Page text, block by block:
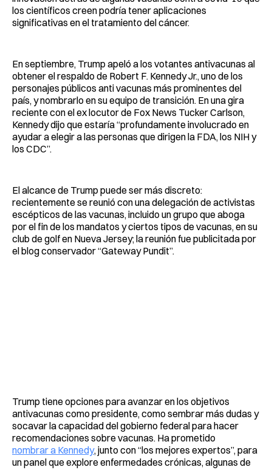
los científicos creen podría tener aplicaciones
significativas en el tratamiento del cáncer.
En septiembre, Trump apeló a los votantes antivacunas al
obtener el respaldo de Robert F. Kennedy Jr., uno de los
personajes públicos anti vacunas más prominentes del
país, y nombrarlo en su equipo de transición. En una gira
reciente con el ex locutor de Fox News Tucker Carlson,
Kennedy dijo que estaría “profundamente involucrado en
ayudar a elegir a las personas que dirigen la FDA, los NIH y
los CDC”.
El alcance de Trump puede ser más discreto:
recientemente se reunió con una delegación de activistas
escépticos de las vacunas, incluido un grupo que aboga
por el fin de los mandatos y ciertos tipos de vacunas, en su
club de golf en Nueva Jersey; la reunión fue publicitada por
el blog conservador “Gateway Pundit”.
Trump tiene opciones para avanzar en los objetivos
antivacunas como presidente, como sembrar más dudas y
socavar la capacidad del gobierno federal para hacer
recomendaciones sobre vacunas. Ha prometido
nombrar a Kennedy, junto con “los mejores expertos”, para
un panel que explore enfermedades crónicas, algunas de